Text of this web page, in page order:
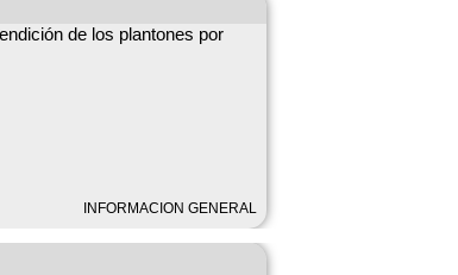
de los plantones por
INFORMACION GENERAL